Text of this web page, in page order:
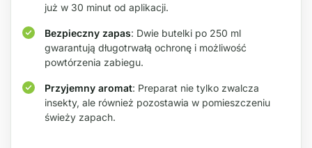
już w 30 minut od aplikacji.
Bezpieczny zapas: Dwie butelki po 250 ml
gwarantują długotrwałą ochronę i możliwość
powtórzenia zabiegu.
Przyjemny aromat: Preparat nie tylko zwalcza
insekty, ale również pozostawia w pomieszczeniu
świeży zapach.